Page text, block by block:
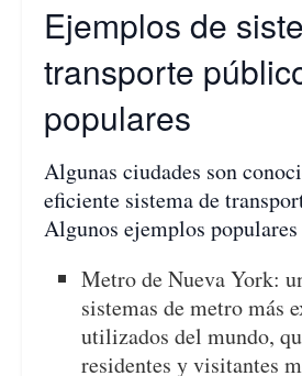
Ejemplos de
transporte
populares
Algunas ciudades son
eficiente sistema de
Algunos ejemplos
Metro de Nueva York:
sistemas de metro más
utilizados del mundo,
residentes y visitantes